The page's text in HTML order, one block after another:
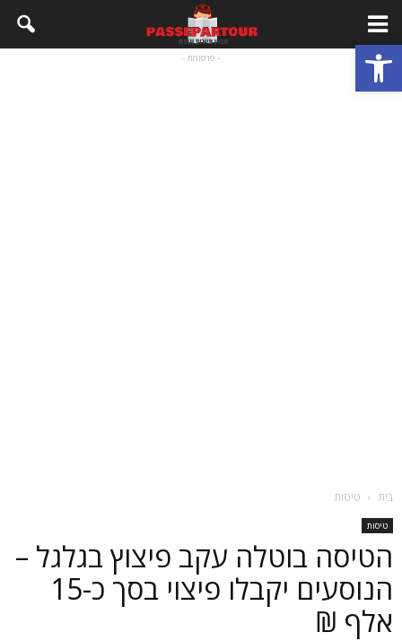
פתח סרגל נגישות - פרסומת -
בית טיסות
טיסות
הטיסה בוטלה עקב פיצוץ בגלגל –
הנוסעים יקבלו פיצוי בסך כ-15
אלף ₪